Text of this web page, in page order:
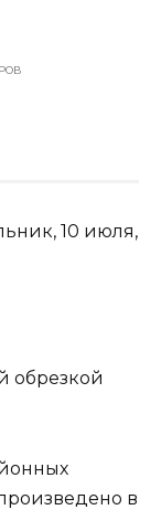
10 июля,
обрезкой
в